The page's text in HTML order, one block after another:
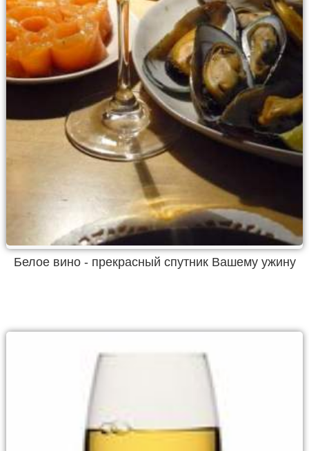
Белое вино - прекрасный спутник Вашему ужину